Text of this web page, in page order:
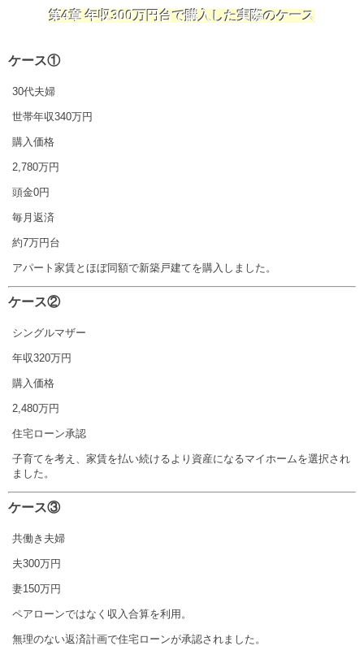
第4章 年収300万円台で購入した実際のケース
ケース①
30代夫婦
世帯年収340万円
購入価格
2,780万円
頭金0円
毎月返済
約7万円台
アパート家賃とほぼ同額で新築戸建てを購入しました。
ケース②
シングルマザー
年収320万円
購入価格
2,480万円
住宅ローン承認
子育てを考え、家賃を払い続けるより資産になるマイホームを選択され
ました。
ケース③
共働き夫婦
夫300万円
妻150万円
ペアローンではなく収入合算を利用。
無理のない返済計画で住宅ローンが承認されました。